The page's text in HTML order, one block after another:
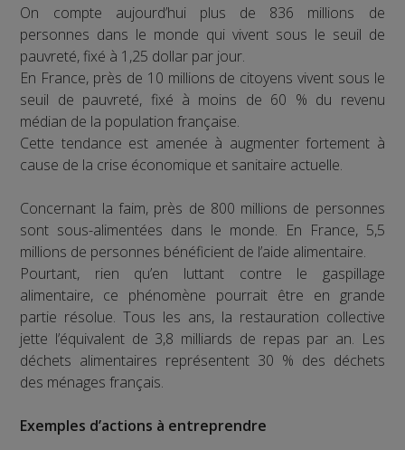
On compte aujourd’hui plus de 836 millions de
personnes dans le monde qui vivent sous le seuil de
pauvreté, fixé à 1,25 dollar par jour.
En France, près de 10 millions de citoyens vivent sous le
seuil de pauvreté, fixé à moins de 60 % du revenu
médian de la population française.
Cette tendance est amenée à augmenter fortement à
cause de la crise économique et sanitaire actuelle.
Concernant la faim, près de 800 millions de personnes
sont sous-alimentées dans le monde. En France, 5,5
millions de personnes bénéficient de l’aide alimentaire.
Pourtant, rien qu’en luttant contre le gaspillage
alimentaire, ce phénomène pourrait être en grande
partie résolue. Tous les ans, la restauration collective
jette l’équivalent de 3,8 milliards de repas par an. Les
déchets alimentaires représentent 30 % des déchets
des ménages français.
Exemples d’actions à entreprendre